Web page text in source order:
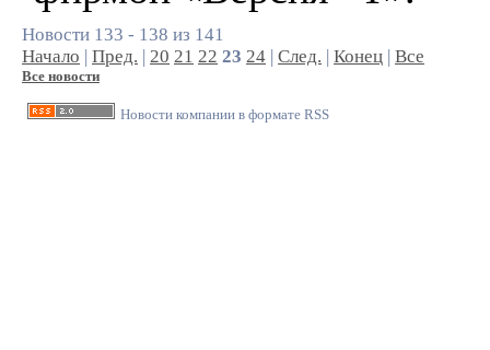
Новости 133 - 138 из 141
Начало | Пред. | 20 21 22 23 24 | След. | Конец | Все
Все новости
Новости компании в формате RSS